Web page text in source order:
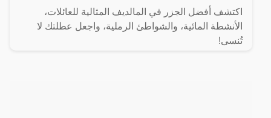
اكتشف أفضل الجزر في المالديف المثالية للعائلات،
الأنشطة المائية، والشواطئ الرملية، واجعل عطلتك لا
تُنسى!